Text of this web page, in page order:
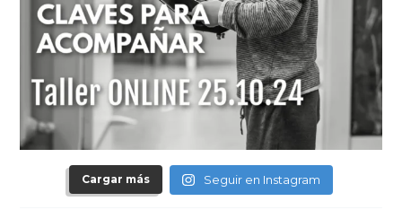
Cargar más Seguir en Instagram